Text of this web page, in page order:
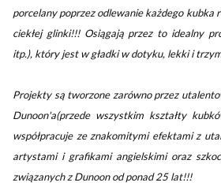
porcelany poprzez odlewanie każdego kubka
ciekłej glinki!!! Osiągają przez to idealny
itp.), który jest w gładki w dotyku, lekki i
Projekty są tworzone zarówno przez
Dunoon'a(przede wszystkim kształty
współpracuje ze znakomitymi efektami z
artystami i grafikami angielskimi oraz
związanych z Dunoon od ponad 25 lat!!!